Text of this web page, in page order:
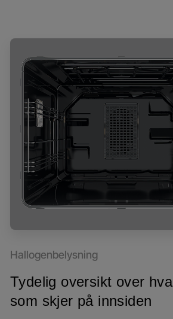
Hallogenbelysning
Tydelig oversikt over hva
som skjer på innsiden